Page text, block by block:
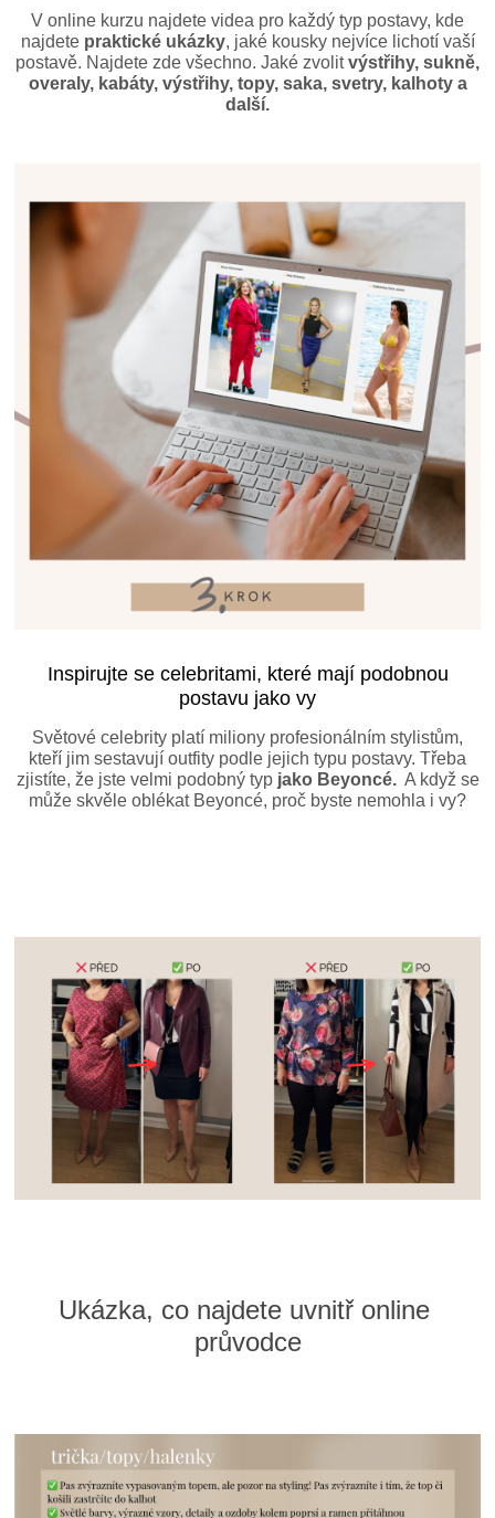
V online kurzu najdete videa pro každý typ postavy, kde
najdete praktické ukázky, jaké kousky nejvíce lichotí vaší
postavě. Najdete zde všechno. Jaké zvolitvýstřihy, sukně,
overaly, kabáty, výstřihy, topy, saka, svetry, kalhoty a
další.
Inspirujte se celebritami, které mají podobnou
postavu jako vy
Světové celebrity platí miliony profesionálním stylistům,
kteří jim sestavují outfity podle jejich typu postavy. Třeba
zjistíte, že jste velmi podobný typ jako Beyoncé.A když se
může skvěle oblékat Beyoncé, proč byste nemohla i vy?
Ukázka, co najdete uvnitř online
průvodce